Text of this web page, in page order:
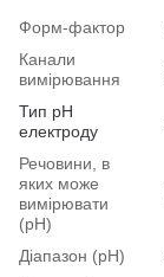
Форм-фактор
Канали
вимірювання
Тип pH
електроду
Речовини, в
яких може
вимірювати
(pH)
Діапазон (pH)